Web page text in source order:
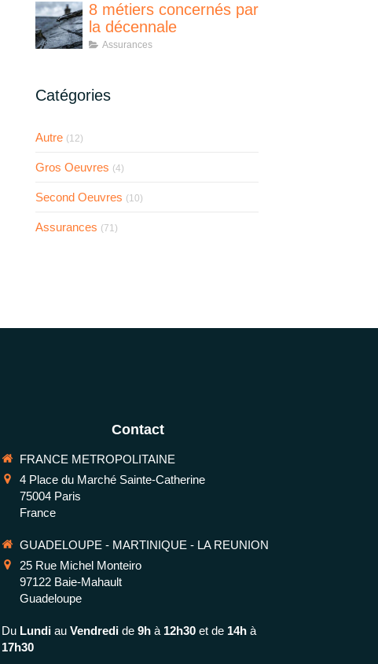
8 métiers concernés par
la décennale
Assurances
Catégories
Autre (12)
Gros Oeuvres (4)
Second Oeuvres (10)
Assurances (71)
Contact
FRANCE METROPOLITAINE
4 Place du Marché Sainte-Catherine
75004 Paris
France
GUADELOUPE - MARTINIQUE - LA REUNION
25 Rue Michel Monteiro
97122 Baie-Mahault
Guadeloupe
Du Lundi auVendredi de9h à 12h30 et de 14h à
17h30